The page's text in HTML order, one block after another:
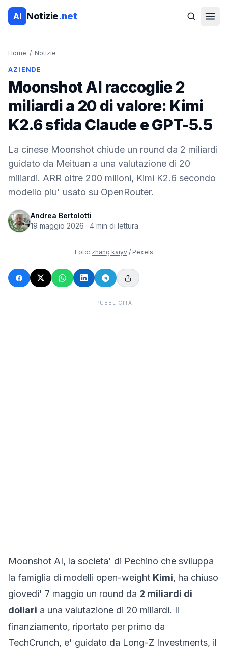
AI Notizie.net
Home / Notizie
AZIENDE
Moonshot AI raccoglie 2
miliardi a 20 di valore: Kimi
K2.6 sfida Claude e GPT-5.5
La cinese Moonshot chiude un round da 2 miliardi
guidato da Meituan a una valutazione di 20
miliardi. ARR oltre 200 milioni, Kimi K2.6 secondo
modello piu' usato su OpenRouter.
Andrea Bertolotti
19 maggio 2026 · 4 min di lettura
Foto: zhang kaiyv / Pexels
PUBBLICITÀ
Moonshot AI, la societa' di Pechino che sviluppa
la famiglia di modelli open-weight Kimi, ha chiuso
giovedi' 7 maggio un round da 2 miliardi di
dollari a una valutazione di 20 miliardi. Il
finanziamento, riportato per primo da
TechCrunch, e' guidato da Long-Z Investments, il